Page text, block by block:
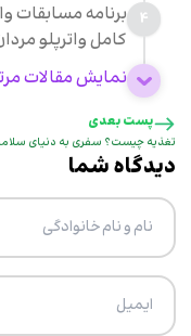
4
کامل واترپلو
نمایش مقالات
پست بعدی
تغذیه چیست؟ سفری به دنیای
دیدگاه شما